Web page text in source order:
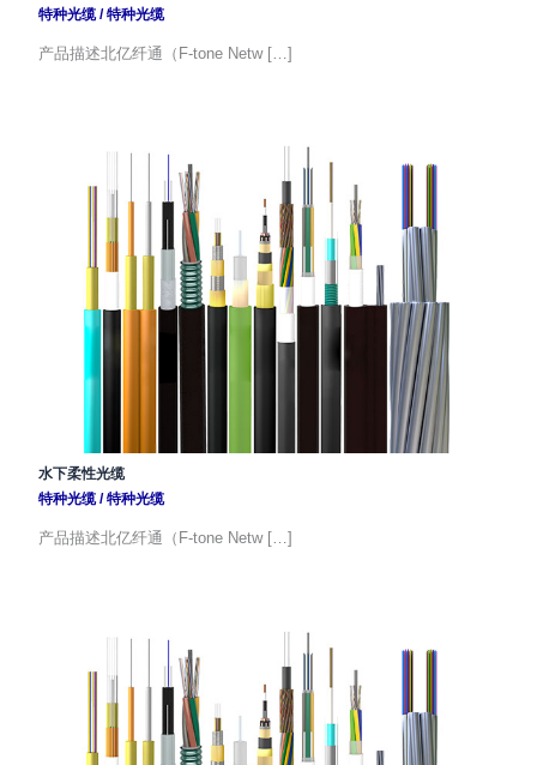
特种光缆/特种光缆
产品描述北亿纤通（F-tone Netw […]
水下柔性光缆
特种光缆/特种光缆
产品描述北亿纤通（F-tone Netw […]